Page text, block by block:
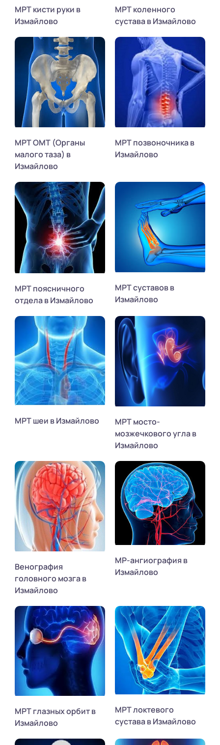
МРТ кисти руки в
Измайлово
МРТ коленного
сустава в Измайлово
МРТ ОМТ (Органы
малого таза) в
Измайлово
МРТ позвоночника в
Измайлово
МРТ поясничного
отдела в Измайлово
МРТ суставов в
Измайлово
МРТ шеи в Измайлово
МРТ мосто-
мозжечкового угла в
Измайлово
Венография
головного мозга в
Измайлово
МР-ангиография в
Измайлово
МРТ глазных орбит в
Измайлово
МРТ локтевого
сустава в Измайлово